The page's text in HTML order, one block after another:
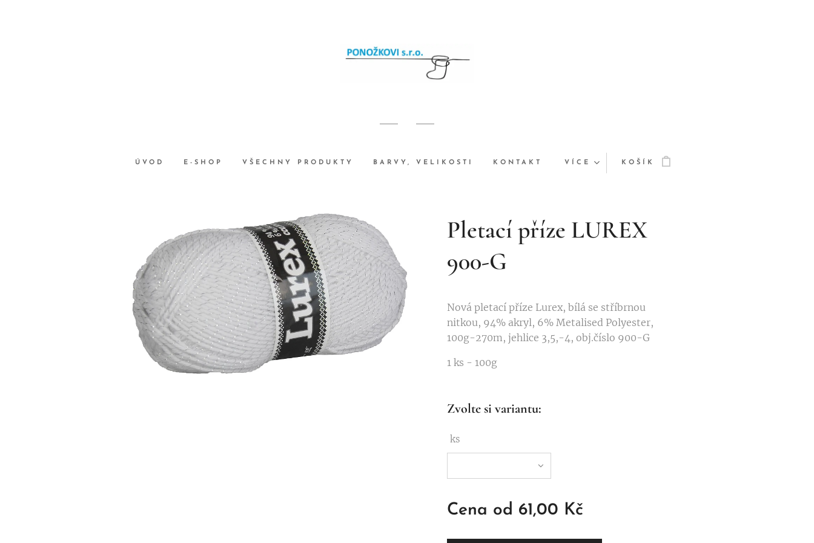
ÚVOD E-SHOP VŠECHNY PRODUKTY BARVY, VELIKOSTI KONTAKT VÍCE KOŠÍK
Pletací příze LUREX
900-G
Nová pletací příze Lurex, bílá se stříbrnou
nitkou, 94% akryl, 6% Metalised Polyester,
100g-270m, jehlice 3,5,-4, obj.číslo 900-G
1 ks - 100g
Zvolte si variantu:
ks
Cena od 61,00 Kč